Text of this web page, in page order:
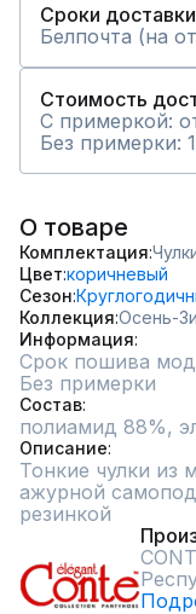
Сроки доставки
Белпочта (на
Стоимость
С примеркой:
Без примерки:
О товаре
Комплектация
Цвет коричневый
Сезон
Коллекция Осень-
Информация
Срок пошива
Без примерки
Состав
полиамид 88%,
Описание
Тонкие чулки из
ажурной
резинкой